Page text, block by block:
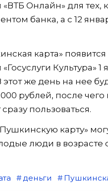
Онлайн» для тех,
банка, а с 12
карта» появится
Культура» 1
этот же день на нее
рублей, после чего
пользоваться.
карту»
люди в возрасте
деньги